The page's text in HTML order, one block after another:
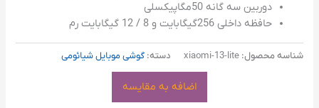
دوربین سه گانه 50مگاپیکسلی
حافظه داخلی 256گیگابایت و 8 / 12 گیگابایت رم
شناسه محصول:xiaomi-13-lite دسته:گوشی موبایل شیائومی
اضافه به مقایسه